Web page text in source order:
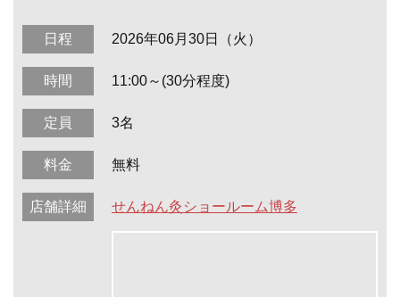
日程 2026年06月30日（火）
時間 11:00～(30分程度)
定員 3名
料金 無料
店舗詳細 せんねん灸ショールーム博多